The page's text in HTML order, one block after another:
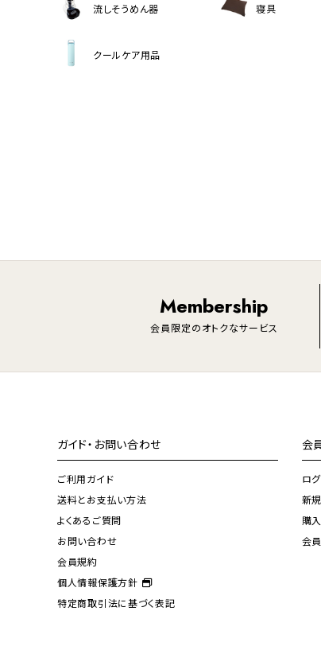
流しそうめん器 寝具
クールケア用品
Membership
会員限定のオトクなサービス
ガイド・お問い合わせ
ご利用ガイド
送料とお支払い方法
よくあるご質問
お問い合わせ
会員規約
個人情報保護方針
特定商取引法に基づく表記
会
ロ
新
購
会